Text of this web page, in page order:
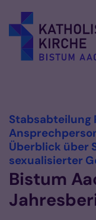
Stabsabteilung
Überblick über
sexualisierter
Bistum